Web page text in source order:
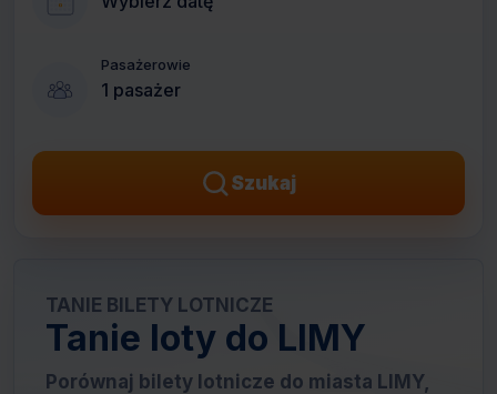
TANIE BILETY LOTNICZE
Tanie loty do LIMY
Porównaj bilety lotnicze do miasta LIMY,
Pasażerowie
1 pasażer
Szukaj